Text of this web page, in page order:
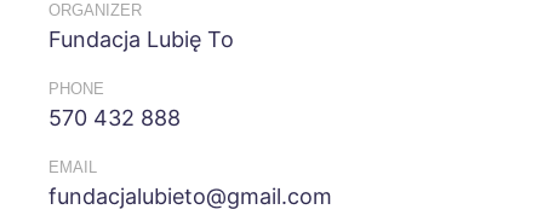
ORGANIZER
Fundacja Lubię To
PHONE
570 432 888
EMAIL
fundacjalubieto@gmail.com